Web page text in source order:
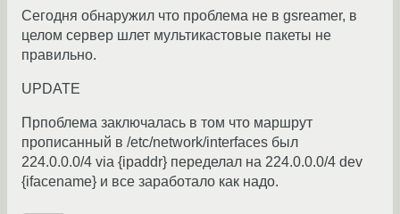
Сегодня обнаружил что проблема не в gsreamer, в
целом сервер шлет мультикастовые пакеты не
правильно.
UPDATE
Прпоблема заключалась в том что маршрут
прописанный в /etc/network/interfaces был
224.0.0.0/4 via {ipaddr} переделал на 224.0.0.0/4 dev
{ifacename} и все заработало как надо.